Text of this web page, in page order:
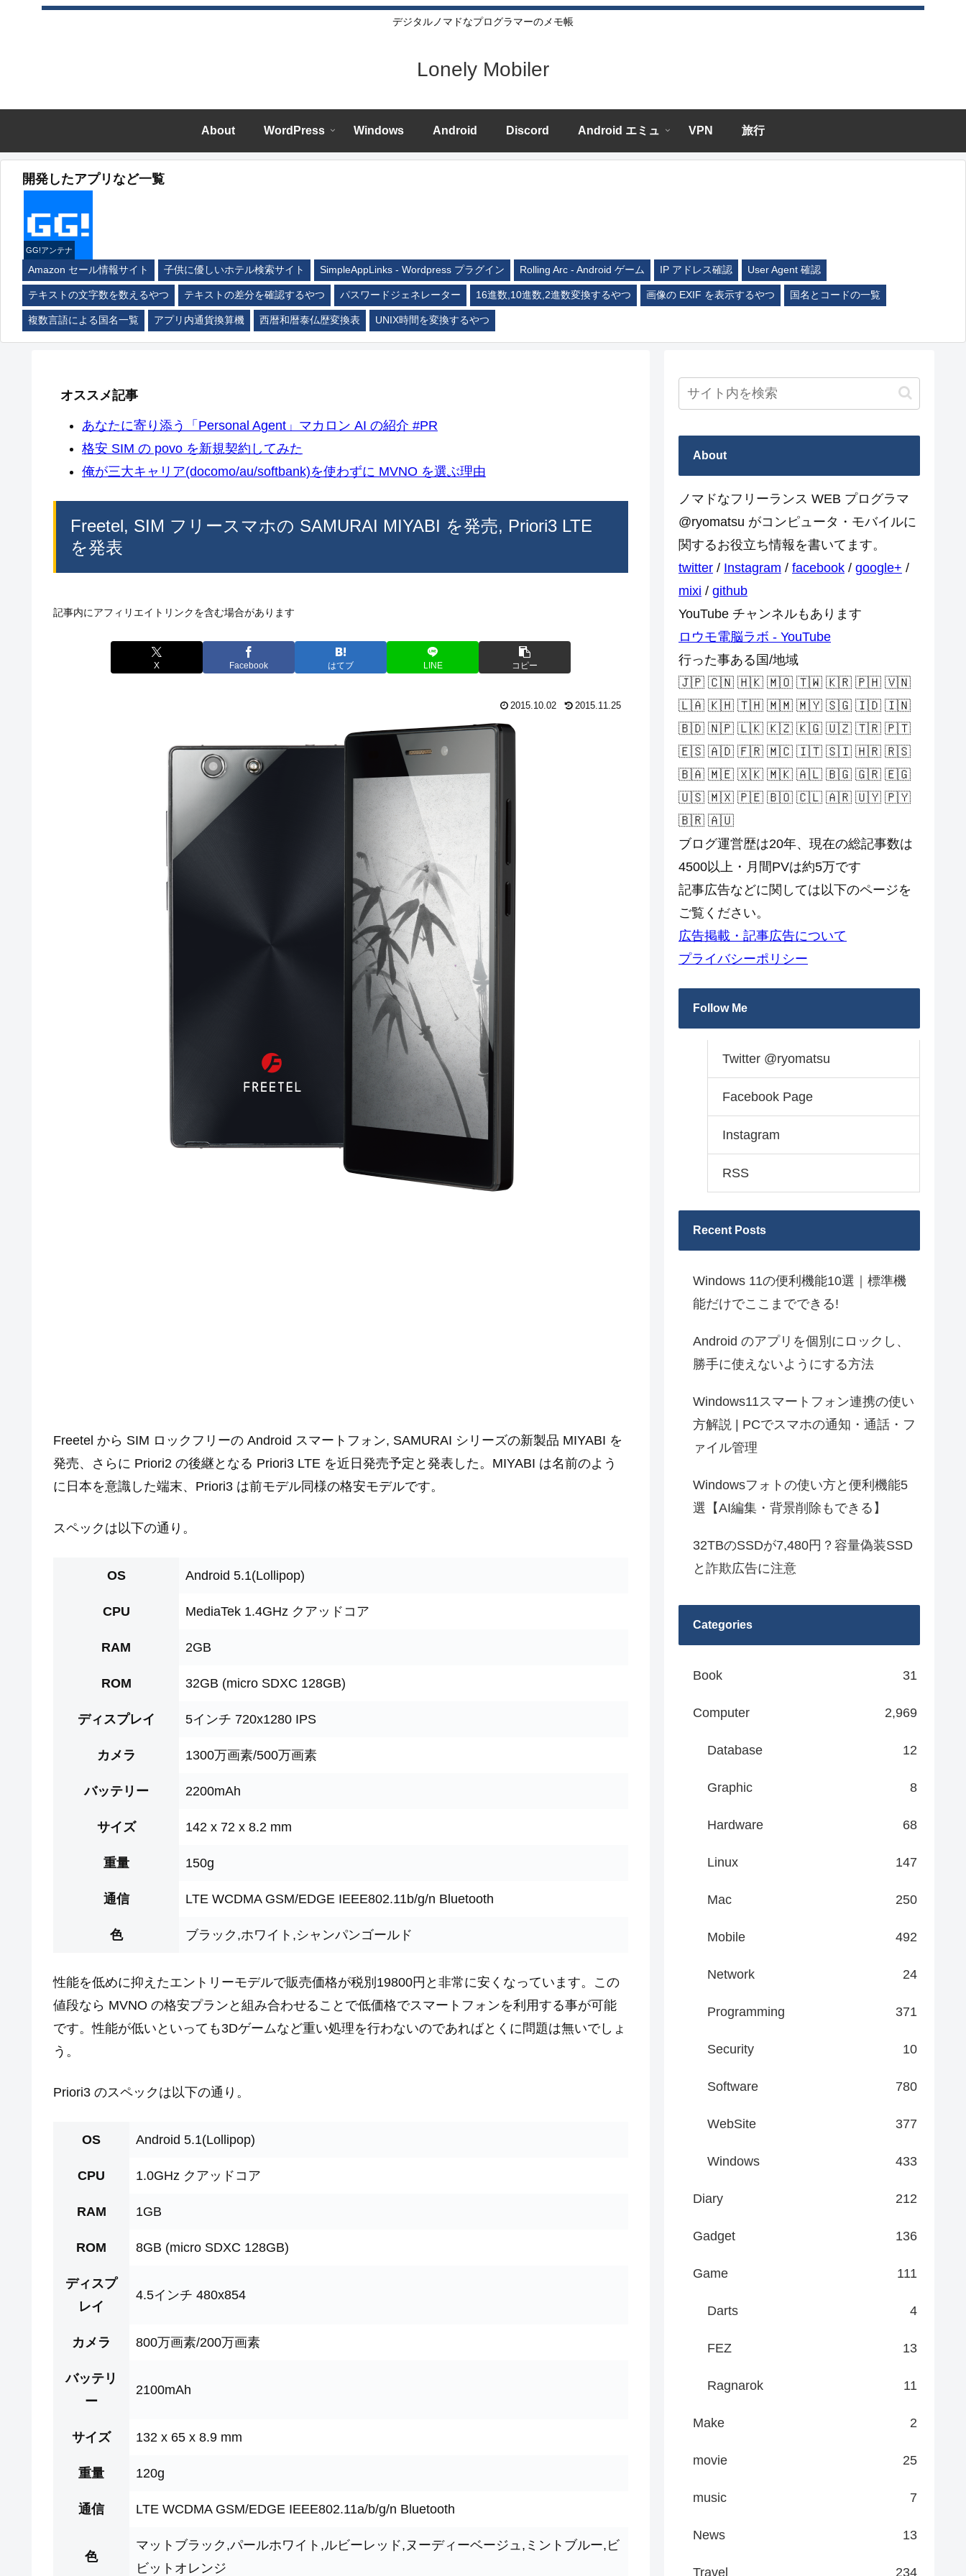
デジタルノマドなプログラマーのメモ帳
Lonely Mobiler
About WordPress Windows Android Discord Android エミュ VPN 旅行
開発したアプリなど一覧
GG!アンテナ
Amazon セール情報サイト 子供に優しいホテル検索サイト SimpleAppLinks - Wordpress プラグイン Rolling Arc - Android ゲーム IP アドレス確認 User Agent 確認
テキストの文字数を数えるやつ テキストの差分を確認するやつ パスワードジェネレーター 16進数,10進数,2進数変換するやつ 画像の EXIF を表示するやつ 国名とコードの一覧
複数言語による国名一覧 アプリ内通貨換算機 西暦和暦泰仏歴変換表 UNIX時間を変換するやつ
オススメ記事
あなたに寄り添う「Personal Agent」マカロン AI の紹介 #PR
格安 SIM の povo を新規契約してみた
俺が三大キャリア(docomo/au/softbank)を使わずに MVNO を選ぶ理由
Freetel, SIM フリースマホの SAMURAI MIYABI を発売, Priori3 LTE
を発表
記事内にアフィリエイトリンクを含む場合があります
X Facebook はてブ LINE コピー
2015.10.02 2015.11.25
Freetel から SIM ロックフリーの Android スマートフォン, SAMURAI シリーズの新製品 MIYABI を
発売、さらに Priori2 の後継となる Priori3 LTE を近日発売予定と発表した。MIYABI は名前のよう
に日本を意識した端末、Priori3 は前モデル同様の格安モデルです。
スペックは以下の通り。
OS Android 5.1(Lollipop)
CPU MediaTek 1.4GHz クアッドコア
RAM 2GB
ROM 32GB (micro SDXC 128GB)
ディスプレイ 5インチ 720x1280 IPS
カメラ 1300万画素/500万画素
バッテリー 2200mAh
サイズ 142 x 72 x 8.2 mm
重量 150g
通信 LTE WCDMA GSM/EDGE IEEE802.11b/g/n Bluetooth
色 ブラック,ホワイト,シャンパンゴールド
性能を低めに抑えたエントリーモデルで販売価格が税別19800円と非常に安くなっています。この
値段なら MVNO の格安プランと組み合わせることで低価格でスマートフォンを利用する事が可能
です。性能が低いといっても3Dゲームなど重い処理を行わないのであればとくに問題は無いでしょ
う。
Priori3 のスペックは以下の通り。
OS Android 5.1(Lollipop)
CPU 1.0GHz クアッドコア
RAM 1GB
ROM 8GB (micro SDXC 128GB)
ディスプ
レイ
4.5インチ 480x854
カメラ 800万画素/200万画素
バッテリ
ー
2100mAh
サイズ 132 x 65 x 8.9 mm
重量 120g
通信 LTE WCDMA GSM/EDGE IEEE802.11a/b/g/n Bluetooth
色
マットブラック,パールホワイト,ルビーレッド,ヌーディーベージュ,ミントブルー,ビ
ビットオレンジ
About
ノマドなフリーランス WEB プログラマ
@ryomatsu がコンピュータ・モバイルに
関するお役立ち情報を書いてます。
twitter / Instagram / facebook / google+ /
mixi / github
YouTube チャンネルもあります
ロウモ電脳ラボ - YouTube
行った事ある国/地域
🇯🇵 🇨🇳 🇭🇰 🇲🇴 🇹🇼 🇰🇷 🇵🇭 🇻🇳
🇱🇦 🇰🇭 🇹🇭 🇲🇲 🇲🇾 🇸🇬 🇮🇩 🇮🇳
🇧🇩 🇳🇵 🇱🇰 🇰🇿 🇰🇬 🇺🇿 🇹🇷 🇵🇹
🇪🇸 🇦🇩 🇫🇷 🇲🇨 🇮🇹 🇸🇮 🇭🇷 🇷🇸
🇧🇦 🇲🇪 🇽🇰 🇲🇰 🇦🇱 🇧🇬 🇬🇷 🇪🇬
🇺🇸 🇲🇽 🇵🇪 🇧🇴 🇨🇱 🇦🇷 🇺🇾 🇵🇾
🇧🇷 🇦🇺
ブログ運営歴は20年、現在の総記事数は
4500以上・月間PVは約5万です
記事広告などに関しては以下のページを
ご覧ください。
広告掲載・記事広告について
プライバシーポリシー
Follow Me
Twitter @ryomatsu
Facebook Page
Instagram
RSS
Recent Posts
Windows 11の便利機能10選｜標準機
能だけでここまでできる!
Android のアプリを個別にロックし、
勝手に使えないようにする方法
Windows11スマートフォン連携の使い
方解説 | PCでスマホの通知・通話・フ
ァイル管理
Windowsフォトの使い方と便利機能5
選【AI編集・背景削除もできる】
32TBのSSDが7,480円？容量偽装SSD
と詐欺広告に注意
Categories
Book 31
Computer 2,969
Database 12
Graphic 8
Hardware 68
Linux 147
Mac 250
Mobile 492
Network 24
Programming 371
Security 10
Software 780
WebSite 377
Windows 433
Diary 212
Gadget 136
Game 111
Darts 4
FEZ 13
Ragnarok 11
Make 2
movie 25
music 7
News 13
Travel 234